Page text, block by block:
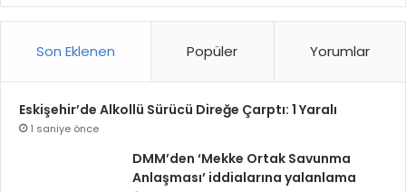
Son Eklenen Popüler Yorumlar
Eskişehir’de Alkollü Sürücü Direğe Çarptı: 1 Yaralı
1 saniye önce
DMM’den ‘Mekke Ortak Savunma
Anlaşması’ iddialarına yalanlama